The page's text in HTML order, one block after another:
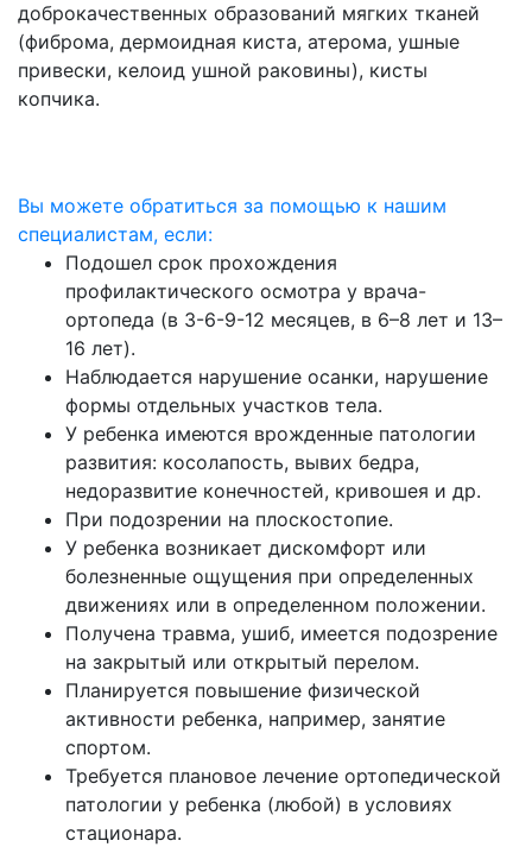
доброкачественных образований мягких тканей
(фиброма, дермоидная киста, атерома, ушные
привески, келоид ушной раковины), кисты
копчика.
Вы можете обратиться за помощью к нашим
специалистам, если:
Подошел срок прохождения
профилактического осмотра у врача-
ортопеда (в 3-6-9-12 месяцев, в 6–8 лет и 13–
16 лет).
Наблюдается нарушение осанки, нарушение
формы отдельных участков тела.
У ребенка имеются врожденные патологии
развития: косолапость, вывих бедра,
недоразвитие конечностей, кривошея и др.
При подозрении на плоскостопие.
У ребенка возникает дискомфорт или
болезненные ощущения при определенных
движениях или в определенном положении.
Получена травма, ушиб, имеется подозрение
на закрытый или открытый перелом.
Планируется повышение физической
активности ребенка, например, занятие
спортом.
Требуется плановое лечение ортопедической
патологии у ребенка (любой) в условиях
стационара.